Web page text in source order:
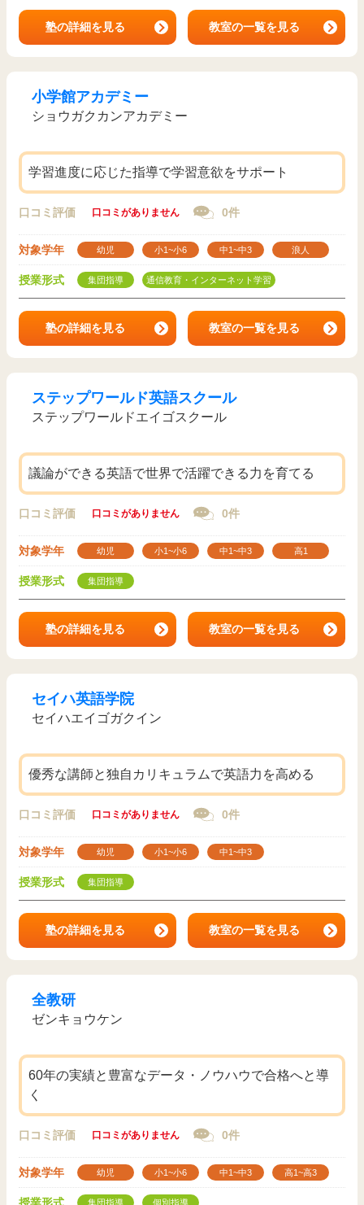
塾の詳細を見る 教室の一覧を見る
小学館アカデミー
ショウガクカンアカデミー
学習進度に応じた指導で学習意欲をサポート
口コミ評価 口コミがありません 0件
対象学年 幼児 小1~小6 中1~中3 浪人
授業形式 集団指導 通信教育・インターネット学習
塾の詳細を見る 教室の一覧を見る
ステップワールド英語スクール
ステップワールドエイゴスクール
議論ができる英語で世界で活躍できる力を育てる
口コミ評価 口コミがありません 0件
対象学年 幼児 小1~小6 中1~中3 高1
授業形式 集団指導
塾の詳細を見る 教室の一覧を見る
セイハ英語学院
セイハエイゴガクイン
優秀な講師と独自カリキュラムで英語力を高める
口コミ評価 口コミがありません 0件
対象学年 幼児 小1~小6 中1~中3
授業形式 集団指導
塾の詳細を見る 教室の一覧を見る
全教研
ゼンキョウケン
60年の実績と豊富なデータ・ノウハウで合格へと導
く
口コミ評価 口コミがありません 0件
対象学年 幼児 小1~小6 中1~中3 高1~高3
集団指導 個別指導